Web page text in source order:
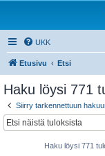
UKK
Etusivu Etsi
Haku löysi 771
Siirry tarkennettuun
Haku löysi 771